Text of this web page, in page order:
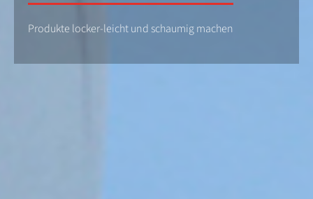
Produkte locker-leicht und schaumig machen